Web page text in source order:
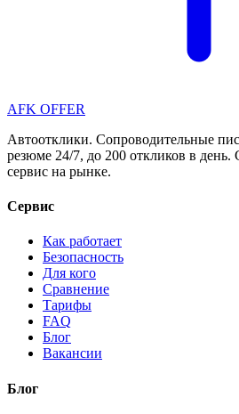
AFK OFFER
Автоотклики. Сопроводительные
резюме 24/7, до 200 откликов в
сервис на рынке.
Сервис
Как работает
Безопасность
Для кого
Сравнение
Тарифы
FAQ
Блог
Вакансии
Блог